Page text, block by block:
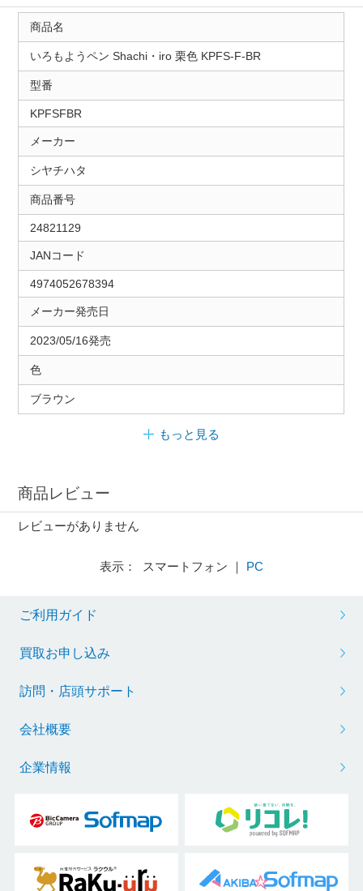
商品名
いろもようペン Shachi・iro 栗色 KPFS-F-BR
型番
KPFSFBR
メーカー
シヤチハタ
商品番号
24821129
JANコード
4974052678394
メーカー発売日
2023/05/16発売
色
ブラウン
もっと見る
商品レビュー
レビューがありません
表示： スマートフォン ｜ PC
ご利用ガイド
買取お申し込み
訪問・店頭サポート
会社概要
企業情報